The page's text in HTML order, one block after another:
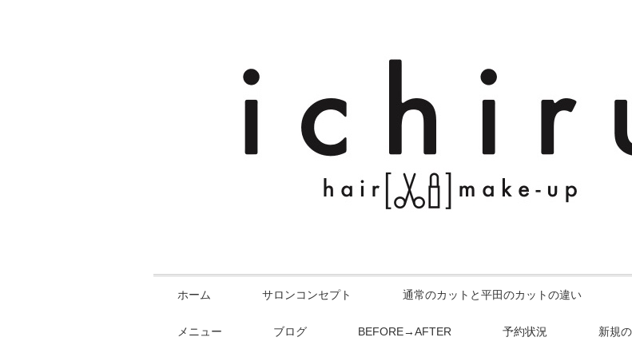
ホーム サロンコンセプト 通常のカットと平田のカットの違い
メニュー ブログ BEFORE→AFTER 予約状況 新規